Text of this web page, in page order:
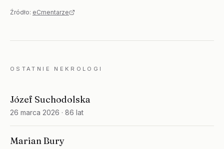
Źródło: eCmentarze
OSTATNIE NEKROLOGI
Józef Suchodolska
26 marca 2026 · 86 lat
Marian Bury